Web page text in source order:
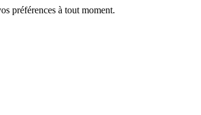
préférences à tout moment.